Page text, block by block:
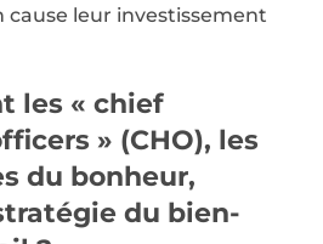
leur investissement
les « chief
» (CHO), les
du bonheur,
du bien-